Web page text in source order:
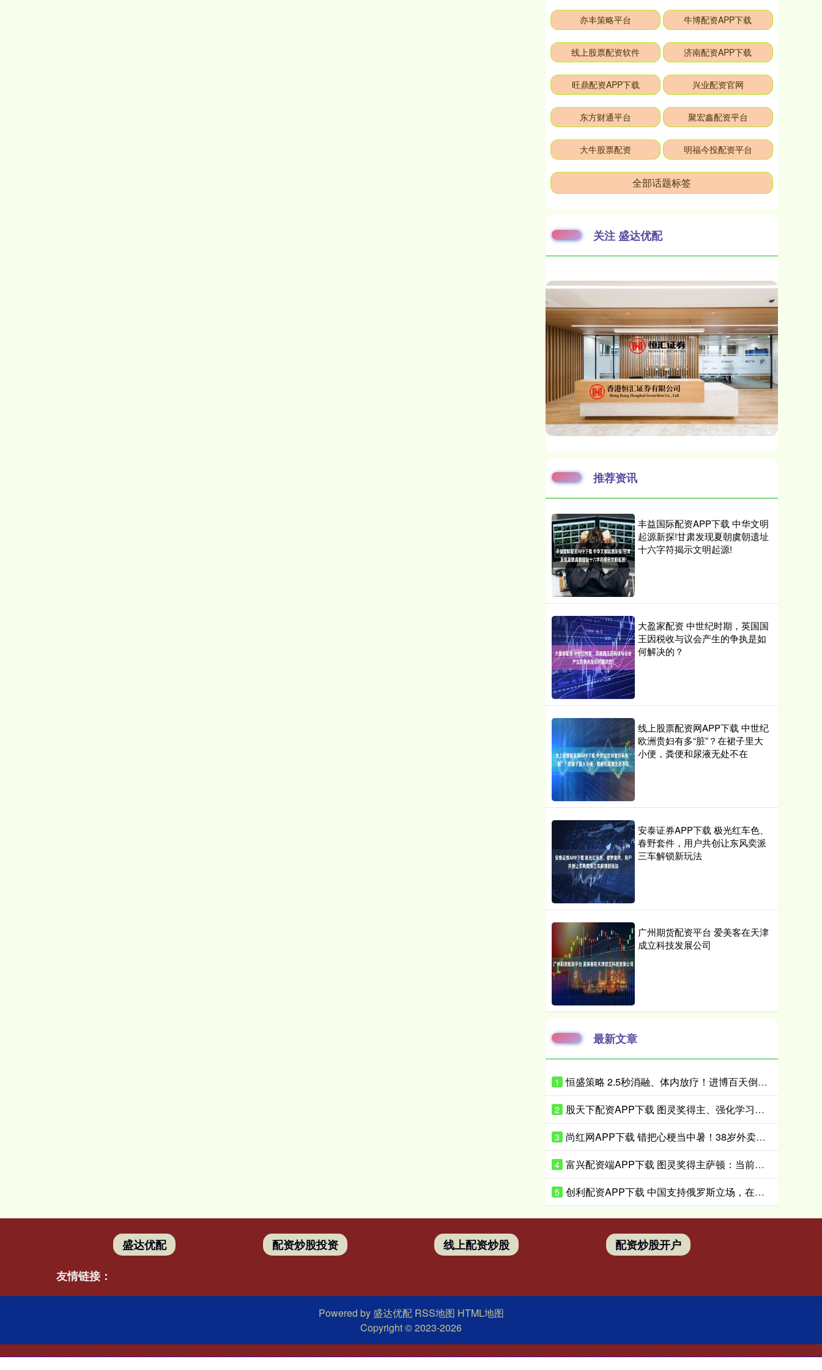
亦丰策略平台 牛博配资APP下载
线上股票配资软件 济南配资APP下载
旺鼎配资APP下载 兴业配资官网
东方财通平台 聚宏鑫配资平台
大牛股票配资 明福今投配资平台
全部话题标签
关注 盛达优配
推荐资讯
丰益国际配资APP下载 中华文明
起源新探!甘肃发现夏朝虞朝遗址
十六字符揭示文明起源!
大盈家配资 中世纪时期，英国国
王因税收与议会产生的争执是如
何解决的？
线上股票配资网APP下载 中世纪
欧洲贵妇有多“脏”？在裙子里大
小便，粪便和尿液无处不在
安泰证券APP下载 极光红车色、
春野套件，用户共创让东风奕派
三车解锁新玩法
广州期货配资平台 爱美客在天津
成立科技发展公司
最新文章
1 恒盛策略 2.5秒消融、体内放疗！进博百天倒计时，企业亮出微创医疗硬核黑科技
2 股天下配资APP下载 图灵奖得主、强化学习奠基人萨顿：心理学是我的“秘密武器”
3 尚红网APP下载 错把心梗当中暑！38岁外卖骑手硬扛胸痛3小时，医生提醒来了！
4 富兴配资端APP下载 图灵奖得主萨顿：当前大模型不具备真实体验，到2040年有五成概率洞悉心智
5 创利配资APP下载 中国支持俄罗斯立场，在联合国投下反对票，为伊朗主持公道！
盛达优配 配资炒股投资 线上配资炒股
配资炒股开户
友情链接：
Powered by 盛达优配 RSS地图 HTML地图
Copyright© 2023-2026